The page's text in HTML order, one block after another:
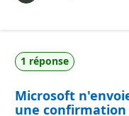
1 réponse
Microsoft
une